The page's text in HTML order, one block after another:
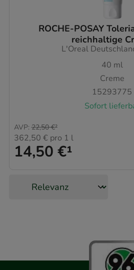
ROCHE-POSAY
reichhaltige
L'Oreal
40 ml
Creme
15293775
Sofort
14,50 €¹
AVP: 22,50 €²
362,50 € pro 1 l